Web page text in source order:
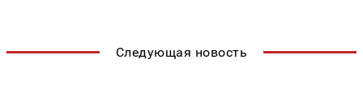
Следующая новость